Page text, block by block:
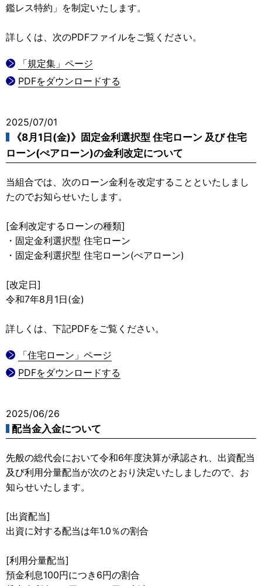
鑑レス特約」を制定いたします。
詳しくは、次のPDFファイルをご覧ください。
「規定集」ページ
PDFをダウンロードする
2025/07/01
《8月1日(金)》固定金利選択型 住宅ローン 及び 住宅
ローン(ぺアローン)の金利改定について
当組合では、次のローン金利を改定することといたしまし
たのでお知らせいたします。
[金利改定するローンの種類]
・固定金利選択型 住宅ローン
・固定金利選択型 住宅ローン(ぺアローン)
[改定日]
令和7年8月1日(金)
詳しくは、下記PDFをご覧ください。
「住宅ローン」ページ
PDFをダウンロードする
2025/06/26
配当金入金について
先般の総代会において令和6年度決算が承認され、出資配当
及び利用分量配当が次のとおり決定いたしましたので、お
知らせいたします。
[出資配当]
出資に対する配当は年1.0％の割合
[利用分量配当]
預金利息100円につき6円の割合